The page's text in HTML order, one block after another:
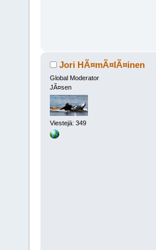
Jori HÃ¤mÃ¤lÃ¤inen
Global Moderator
JÃ¤sen
Viestejä: 349